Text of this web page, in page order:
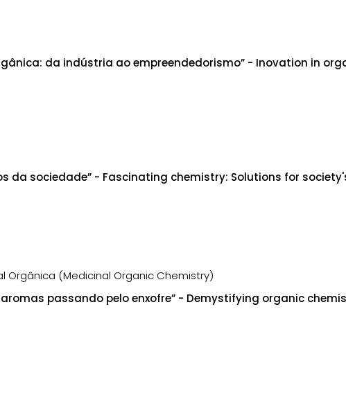
da indústria ao empreendedorismo” - Inovation in
da sociedade” - Fascinating chemistry: Solutions for
Orgânica (Medicinal Organic Chemistry)
passando pelo enxofre” - Demystifying organic